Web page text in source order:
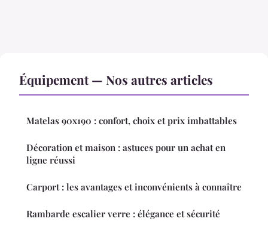
Équipement — Nos autres articles
Matelas 90x190 : confort, choix et prix imbattables
Décoration et maison : astuces pour un achat en
ligne réussi
Carport : les avantages et inconvénients à connaître
Rambarde escalier verre : élégance et sécurité